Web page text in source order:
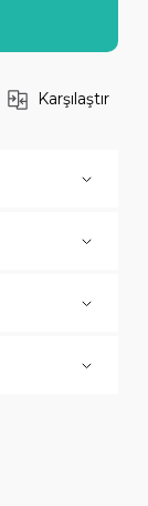
Karşılaştır